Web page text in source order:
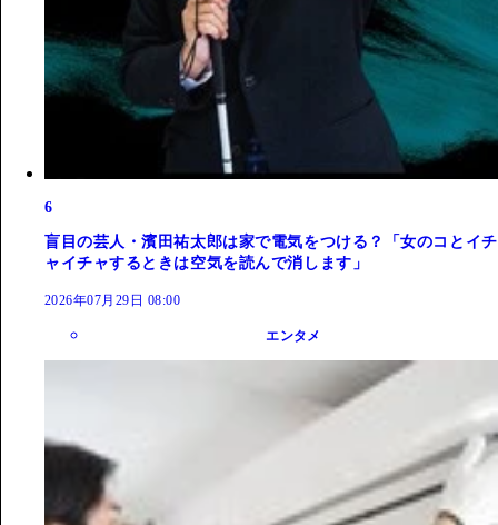
6
盲目の芸人・濱田祐太郎は家で電気をつける？「女のコとイチ
ャイチャするときは空気を読んで消します」
2026年07月29日 08:00
エンタメ